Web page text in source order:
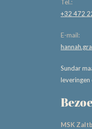
Tel.:
+32 472
E-mail:
Sundar
leveringen
MSK